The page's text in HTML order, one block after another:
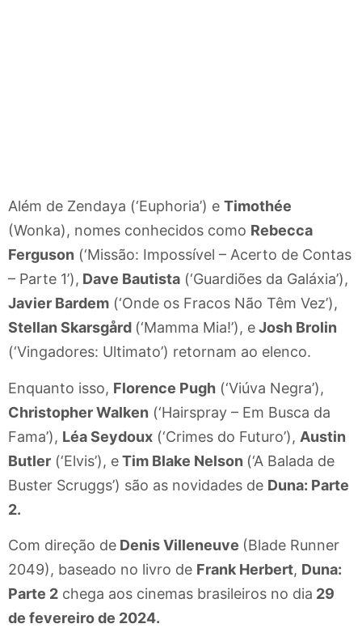
Além de Zendaya (‘Euphoria’) e Timothée
(Wonka), nomes conhecidos como Rebecca
Ferguson (‘Missão: Impossível – Acerto de Contas
– Parte 1’), Dave Bautista (‘Guardiões da Galáxia’),
Javier Bardem (‘Onde os Fracos Não Têm Vez’),
Stellan Skarsgård (‘Mamma Mia!’), eJosh Brolin
(‘Vingadores: Ultimato’) retornam ao elenco.
Enquanto isso, Florence Pugh (‘Viúva Negra’),
Christopher Walken (‘Hairspray – Em Busca da
Fama’), Léa Seydoux (‘Crimes do Futuro’), Austin
Butler (‘Elvis’), eTim Blake Nelson (‘A Balada de
Buster Scruggs’) são as novidades de Duna: Parte
2.
Com direção de Denis Villeneuve (Blade Runner
2049), baseado no livro de Frank Herbert, Duna:
Parte 2 chega aos cinemas brasileiros no dia 29
de fevereiro de 2024.